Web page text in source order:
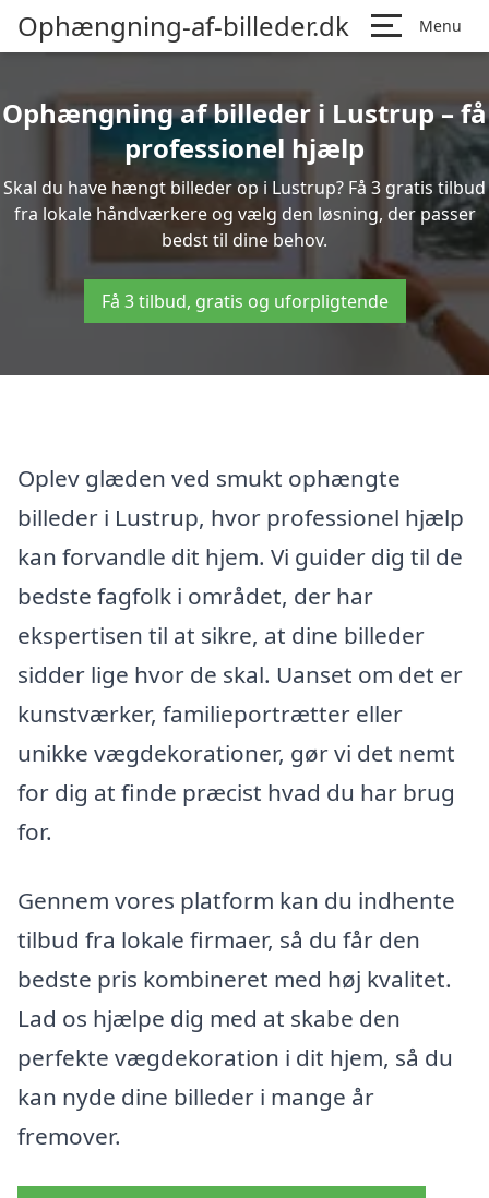
Ophængning-af-billeder.dk Menu
Ophængning af billeder i Lustrup – få
professionel hjælp
Skal du have hængt billeder op i Lustrup? Få 3 gratis tilbud
fra lokale håndværkere og vælg den løsning, der passer
bedst til dine behov.
Få 3 tilbud, gratis og uforpligtende
Oplev glæden ved smukt ophængte
billeder i Lustrup, hvor professionel hjælp
kan forvandle dit hjem. Vi guider dig til de
bedste fagfolk i området, der har
ekspertisen til at sikre, at dine billeder
sidder lige hvor de skal. Uanset om det er
kunstværker, familieportrætter eller
unikke vægdekorationer, gør vi det nemt
for dig at finde præcist hvad du har brug
for.
Gennem vores platform kan du indhente
tilbud fra lokale firmaer, så du får den
bedste pris kombineret med høj kvalitet.
Lad os hjælpe dig med at skabe den
perfekte vægdekoration i dit hjem, så du
kan nyde dine billeder i mange år
fremover.